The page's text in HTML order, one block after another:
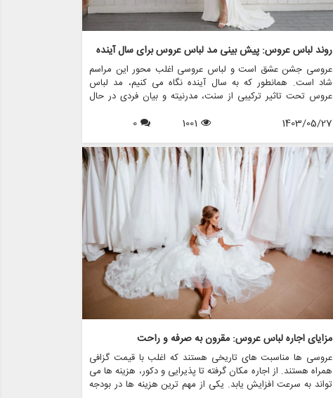
روند لباس عروس: پیش بینی مد لباس عروس برای سال آینده
عروسی جشن عشق است و لباس عروسی اغلب محور این مراسم
شاد است. همانطور که به سال آینده نگاه می کنیم، مد لباس
عروس تحت تاثیر ترکیبی از سنت، مدرنیته و بیان فردی در حال
صحنه عروس تسلط داشته باشند، بررسی خواهیم کرد و بینشی در
بگیرد، ارائه می دهیم. علاوه بر این، ما نشان خواهیم داد که مزون
چرخچی چگونه می تواند به عروس ها کمک کند تا لباس رویایی
خود را از طریق خدمات مختلف مانند اجاره، فروش، طراحی و لوازم
1403/05/27
1001
0
مزایای اجاره لباس عروس: مقرون به صرفه و راحت
عروسی ها مناسبت های تاریخی هستند که اغلب با قیمت گزافی
همراه هستند. از اجاره مکان گرفته تا پذیرایی و دکور، هزینه ها می
تواند به سرعت افزایش یابد. یکی از مهم ترین هزینه ها در بودجه